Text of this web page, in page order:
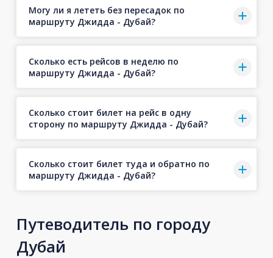
Могу ли я лететь без пересадок по
маршруту Джидда - Дубай?
Сколько есть рейсов в неделю по
маршруту Джидда - Дубай?
Сколько стоит билет на рейс в одну
сторону по маршруту Джидда - Дубай?
Сколько стоит билет туда и обратно по
маршруту Джидда - Дубай?
Путеводитель по городу
Дубай